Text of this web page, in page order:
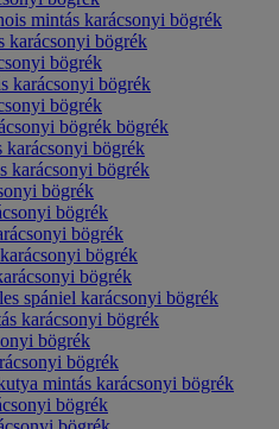
mintás karácsonyi bögrék
karácsonyi bögrék
bögrék
karácsonyi bögrék
bögrék
bögrék bögrék
bögrék
karácsonyi bögrék
bögrék
bögrék
bögrék
bögrék
bögrék
spániel karácsonyi bögrék
karácsonyi bögrék
bögrék
bögrék
mintás karácsonyi bögrék
bögrék